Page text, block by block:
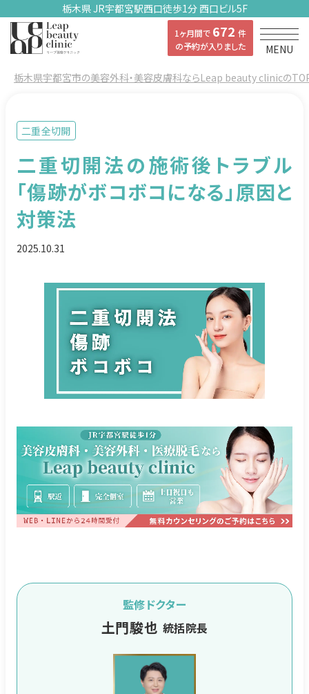
栃木県 JR宇都宮駅西口徒歩1分 西口ビル5F
1ヶ月間で 672 件
の予約が入りました
MENU
栃木県宇都宮市の美容外科・美容皮膚科ならLeap beauty clinicの
二重全切開
二重切開法の施術後トラブル
「傷跡がボコボコになる」原因と
対策法
2025.10.31
監修ドクター
土門駿也 統括院長